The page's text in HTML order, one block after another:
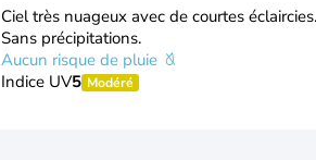
Ciel très nuageux avec de courtes éclaircies.
Sans précipitations.
Aucun risque de pluie
Indice UV5 Modéré